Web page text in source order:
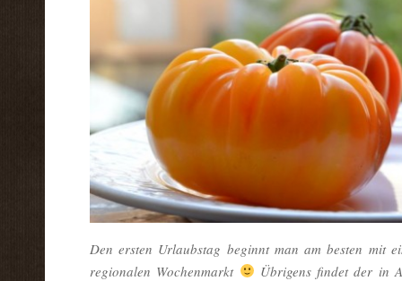
Den ersten Urlaubstag beginnt man am besten mit
regionalen Wochenmarkt
Übrigens findet der in